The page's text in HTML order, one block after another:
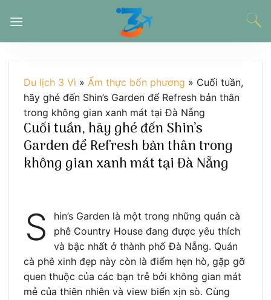
đến
Du lịch 3 Vì » Ẩm thực bốn phương » Cuối tuần,
hãy ghé đến Shin’s Garden để Refresh bản thân
trong không gian xanh mát tại Đà Nẵng
Cuối tuần, hãy ghé đến Shin’s
Garden để Refresh bản thân trong
không gian xanh mát tại Đà Nẵng
S
hin’s Garden là một trong những quán cà
phê Country House đang được yêu thích
và bậc nhất ở thành phố Đà Nẵng. Quán
cà phê xinh đẹp này còn là điểm hẹn hò, gặp gỡ
quen thuộc của các bạn trẻ bởi không gian mát
mẻ của thiên nhiên và view biển xịn sò. Cùng